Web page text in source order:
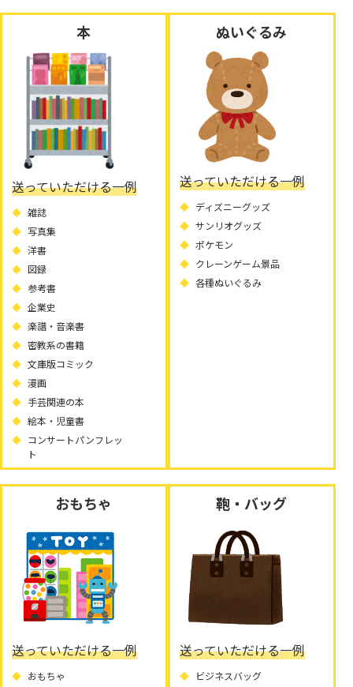
本
送っていただける一例
雑誌
写真集
洋書
図録
参考書
企業史
楽譜・音楽書
密教系の書籍
文庫版コミック
漫画
手芸関連の本
絵本・児童書
コンサートパンフレッ
ト
ぬいぐるみ
送っていただける一例
ディズニーグッズ
サンリオグッズ
ポケモン
クレーンゲーム景品
各種ぬいぐるみ
おもちゃ
送っていただける一例
おもちゃ
鞄・バッグ
送っていただける一例
ビジネスバッグ